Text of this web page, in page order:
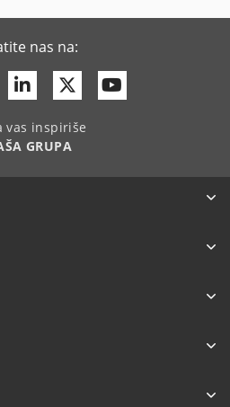
nas na:
LinkedinTwitter
vas inspiriše
GRUPA